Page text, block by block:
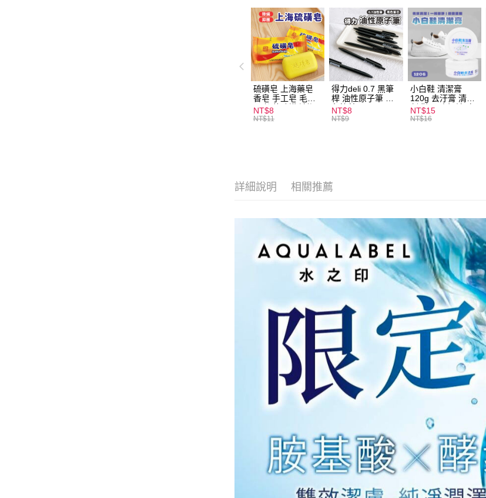
硫磺皂 上海藥皂
香皂 手工皂 毛囊
炎 抑菌除蟎 清潔
護膚 去油去痘 寵
NT$8
NT$11
得力deli 0.7 黑筆
桿 油性原子筆 黑
色筆芯 S304
NT$8
NT$9
小白鞋 清潔膏
120g 去汙膏 清潔
劑 鞋子 去汙漬 白
皮鞋 鞋油
NT$15
NT$16
詳細說明 相關推薦